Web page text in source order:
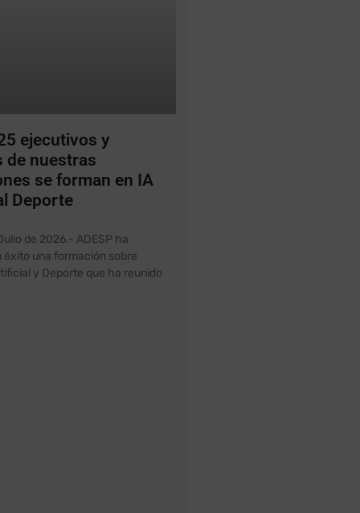
ejecutivos y
de nuestras
se forman en IA
Deporte
de 2026.- ADESP ha
éxito una formación sobre
y Deporte que ha reunido